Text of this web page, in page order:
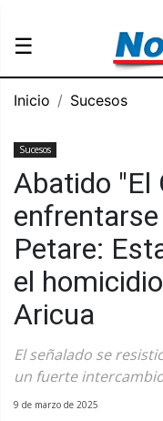
☰
Inicio Sucesos
Sucesos
Abatido "El
Petare:
el
Aricua
El señalado se
un fuerte
9 de marzo de 2025